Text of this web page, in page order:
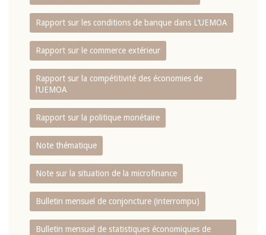
Rapport sur les conditions de banque dans L‘UEMOA
Rapport sur le commerce extérieur
Rapport sur la compétitivité des économies de
l‘UEMOA
Rapport sur la politique monétaire
Note thématique
Note sur la situation de la microfinance
Bulletin mensuel de conjoncture (interrompu)
Bulletin mensuel de statistiques économiques de